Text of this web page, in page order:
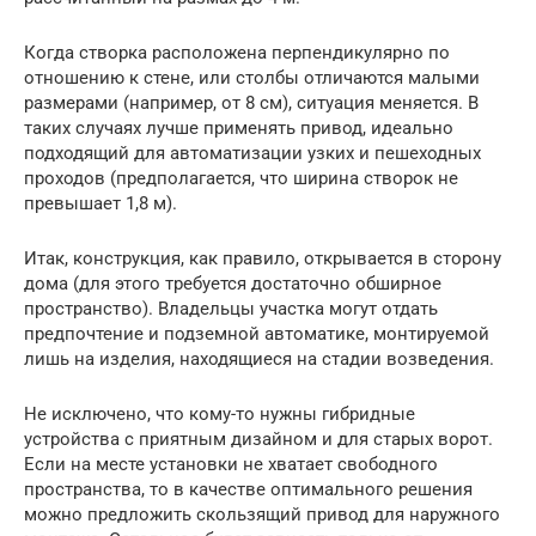
Когда створка расположена перпендикулярно по
отношению к стене, или столбы отличаются малыми
размерами (например, от 8 см), ситуация меняется. В
таких случаях лучше применять привод, идеально
подходящий для автоматизации узких и пешеходных
проходов (предполагается, что ширина створок не
превышает 1,8 м).
Итак, конструкция, как правило, открывается в сторону
дома (для этого требуется достаточно обширное
пространство). Владельцы участка могут отдать
предпочтение и подземной автоматике, монтируемой
лишь на изделия, находящиеся на стадии возведения.
Не исключено, что кому-то нужны гибридные
устройства с приятным дизайном и для старых ворот.
Если на месте установки не хватает свободного
пространства, то в качестве оптимального решения
можно предложить скользящий привод для наружного